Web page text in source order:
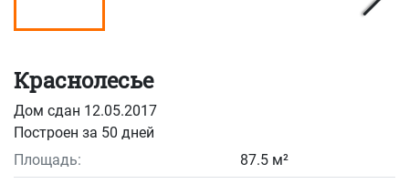
Краснолесье
Дом сдан 12.05.2017
Построен за 50 дней
Площадь:
87.5 м²